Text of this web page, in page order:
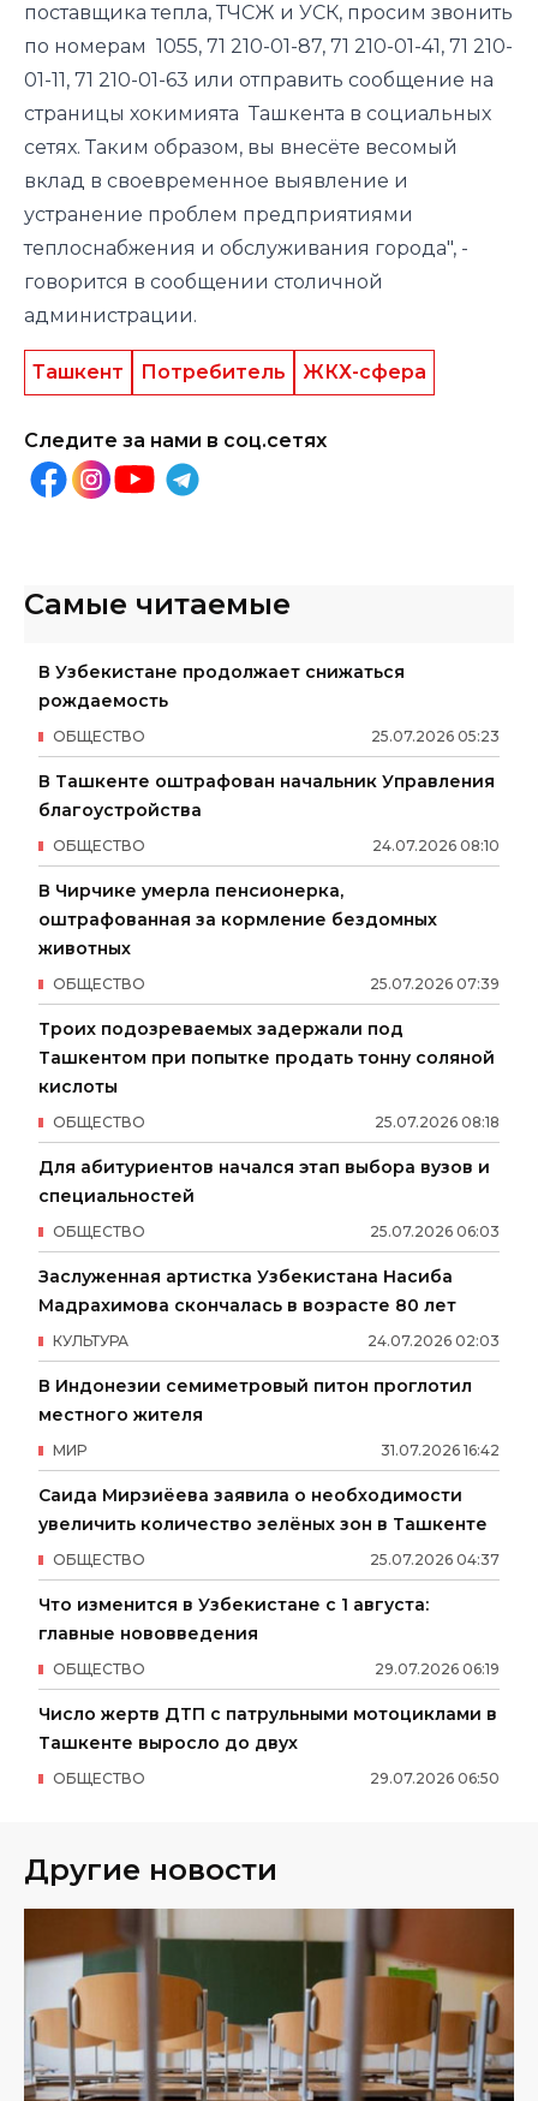
поставщика тепла, ТЧСЖ и УСК, просим звонить
по номерам 1055, 71 210-01-87, 71 210-01-41, 71 210-
01-11, 71 210-01-63 или отправить сообщение на
страницы хокимията Ташкента в социальных
сетях. Таким образом, вы внесёте весомый
вклад в своевременное выявление и
устранение проблем предприятиями
теплоснабжения и обслуживания города", -
говорится в сообщении столичной
администрации.
Ташкент Потребитель ЖКХ-сфера
Следите за нами в соц.сетях
Самые читаемые
В Узбекистане продолжает снижаться
рождаемость
25.07.2026 05:23
ОБЩЕСТВО
В Ташкенте оштрафован начальник Управления
благоустройства
24.07.2026 08:10
ОБЩЕСТВО
В Чирчике умерла пенсионерка,
оштрафованная за кормление бездомных
животных
25.07.2026 07:39
ОБЩЕСТВО
Троих подозреваемых задержали под
Ташкентом при попытке продать тонну соляной
кислоты
25.07.2026 08:18
ОБЩЕСТВО
Для абитуриентов начался этап выбора вузов и
специальностей
25.07.2026 06:03
ОБЩЕСТВО
Заслуженная артистка Узбекистана Насиба
Мадрахимова скончалась в возрасте 80 лет
24.07.2026 02:03
КУЛЬТУРА
В Индонезии семиметровый питон проглотил
местного жителя
31.07.2026 16:42
МИР
Саида Мирзиёева заявила о необходимости
увеличить количество зелёных зон в Ташкенте
25.07.2026 04:37
ОБЩЕСТВО
Что изменится в Узбекистане с 1 августа:
главные нововведения
29.07.2026 06:19
ОБЩЕСТВО
Число жертв ДТП с патрульными мотоциклами в
Ташкенте выросло до двух
29.07.2026 06:50
ОБЩЕСТВО
Другие новости